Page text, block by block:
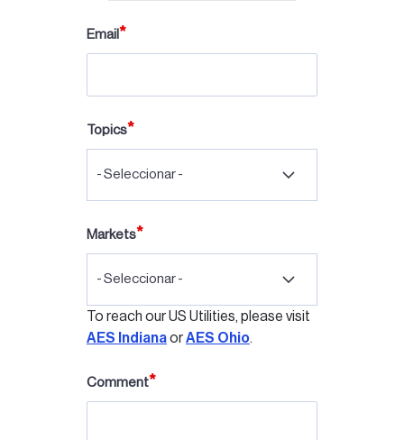
Email
Topics
- Seleccionar -
Markets
- Seleccionar -
To reach our US Utilities, please visit
AES IndianaorAES Ohio.
Comment